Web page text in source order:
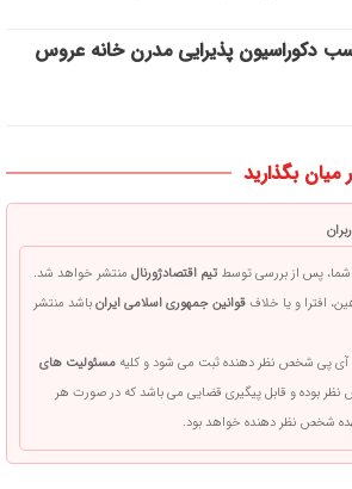
دکوراسیون پذیرایی مدرن خانه عروس
بگذارید
پس از بررسی توسطتیم اقتصادژورنالمنتشر خواهد شد.
افترا و یا خلافقوانین جمهوری اسلامی ایرانباشد منتشر
آی پی شخص نظر دهنده ثبت می شود و کلیهمسئولیت های
بوده و قابل پیگیری قضایی می باشد که در صورت هر
شخص نظر دهنده خواهد بود.